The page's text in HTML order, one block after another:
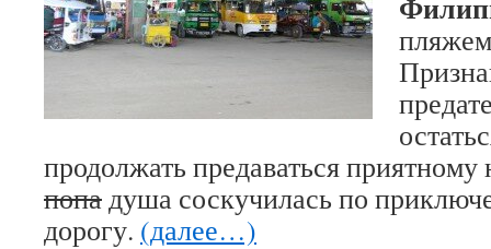
пляжем
продолжать предаваться
попадуша соскучилась по
дорогу. (далее…)